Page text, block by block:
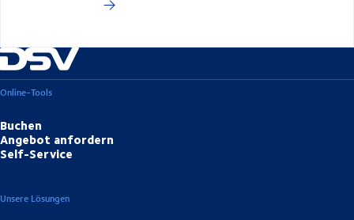
Online-Tools
Buchen
Angebot anfordern
Self-Service
Unsere Lösungen